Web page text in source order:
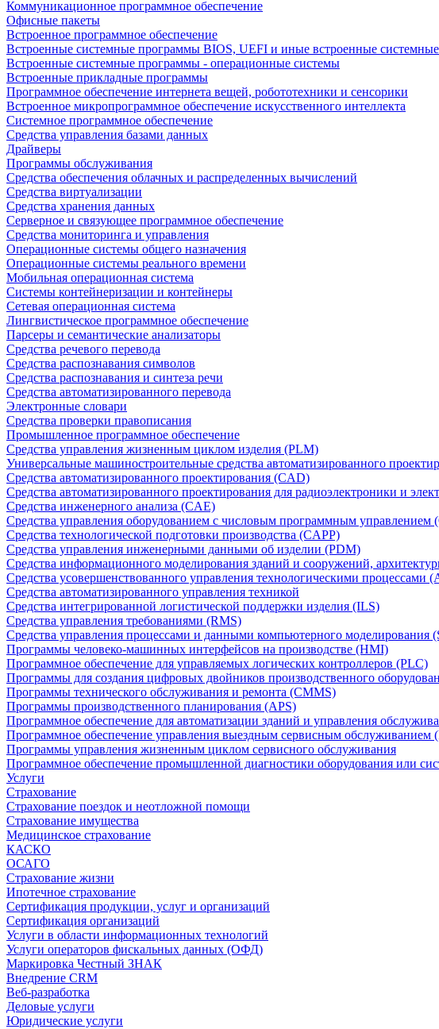
Коммуникационное программное обеспечение
Офисные пакеты
Встроенное программное обеспечение
Встроенные системные программы BIOS, UEFI и иные встроенные
Встроенные системные программы - операционные системы
Встроенные прикладные программы
Программное обеспечение интернета вещей, робототехники и сенсорики
Встроенное микропрограммное обеспечение искусственного интеллекта
Системное программное обеспечение
Средства управления базами данных
Драйверы
Программы обслуживания
Средства обеспечения облачных и распределенных вычислений
Средства виртуализации
Средства хранения данных
Серверное и связующее программное обеспечение
Средства мониторинга и управления
Операционные системы общего назначения
Операционные системы реального времени
Мобильная операционная система
Системы контейнеризации и контейнеры
Сетевая операционная система
Лингвистическое программное обеспечение
Парсеры и семантические анализаторы
Средства речевого перевода
Средства распознавания символов
Средства распознавания и синтеза речи
Средства автоматизированного перевода
Электронные словари
Средства проверки правописания
Промышленное программное обеспечение
Средства управления жизненным циклом изделия (PLM)
Универсальные машиностроительные средства автоматизированного
Средства автоматизированного проектирования (CAD)
Средства автоматизированного проектирования для радиоэлектроники и
Средства инженерного анализа (CAE)
Средства управления оборудованием с числовым программным управлением
Средства технологической подготовки производства (CAPP)
Средства управления инженерными данными об изделии (PDM)
Средства информационного моделирования зданий и сооружений,
Средства усовершенствованного управления технологическими процессами
Средства автоматизированного управления техникой
Средства интегрированной логистической поддержки изделия (ILS)
Средства управления требованиями (RMS)
Средства управления процессами и данными компьютерного моделирования
Программы человеко-машинных интерфейсов на производстве (HMI)
Программное обеспечение для управляемых логических контроллеров (PLC)
Программы для создания цифровых двойников производственного
Программы технического обслуживания и ремонта (CMMS)
Программы производственного планирования (APS)
Программное обеспечение для автоматизации зданий и управления
Программное обеспечение управления выездным сервисным обслуживанием
Программы управления жизненным циклом сервисного обслуживания
Программное обеспечение промышленной диагностики оборудования или
Услуги
Страхование
Страхование поездок и неотложной помощи
Страхование имущества
Медицинское страхование
КАСКО
ОСАГО
Страхование жизни
Ипотечное страхование
Сертификация продукции, услуг и организаций
Сертификация организаций
Услуги в области информационных технологий
Услуги операторов фискальных данных (ОФД)
Маркировка Честный ЗНАК
Внедрение CRM
Веб-разработка
Деловые услуги
Юридические услуги